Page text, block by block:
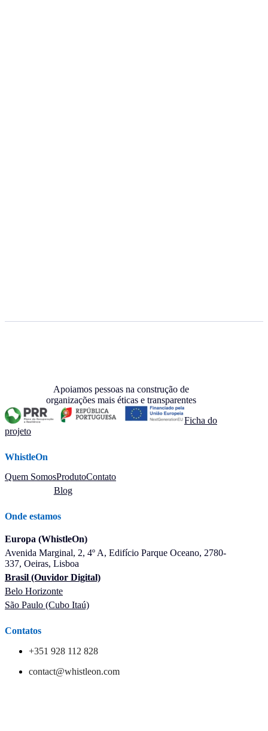
Apoiamos pessoas na construção de
organizações mais éticas e transparentes
Ficha do
projeto
WhistleOn
Quem SomosProdutoContato
Blog
Onde estamos
Europa (WhistleOn)
Avenida Marginal, 2, 4º A, Edifício Parque Oceano, 2780-
337, Oeiras, Lisboa
Brasil (Ouvidor Digital)
Belo Horizonte
São Paulo (Cubo Itaú)
Contatos
+351 928 112 828
contact@whistleon.com